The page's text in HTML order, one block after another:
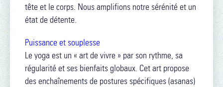
tête et le corps. Nous amplifions notre sérénité et un
état de détente.
Puissance et souplesse
Le yoga est un « art de vivre » par son rythme, sa
régularité et ses bienfaits globaux. Cet art propose
des enchaînements de postures spécifiques (asanas)